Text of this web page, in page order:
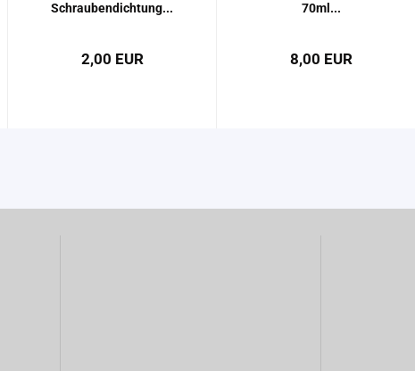
Schrau­ben­dich­tung...
2,00 EUR
70ml...
8,00 EUR